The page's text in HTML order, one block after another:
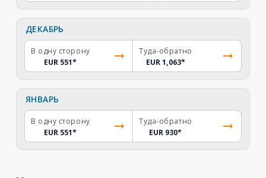
ДЕКАБРЬ
В одну сторону
EUR 551*
Туда-обратно
EUR 1,063*
ЯНВАРЬ
В одну сторону
EUR 551*
Туда-обратно
EUR 930*